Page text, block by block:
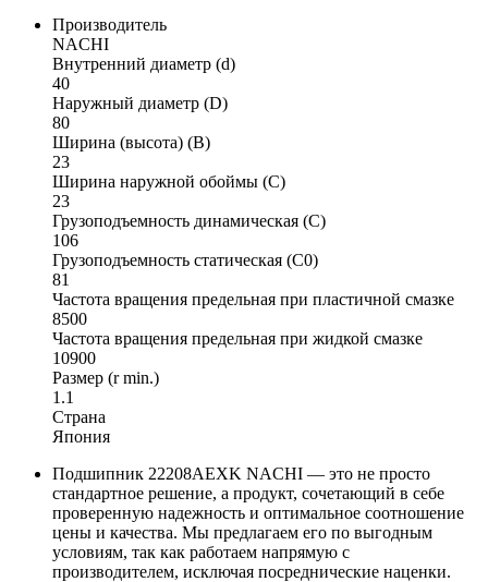
Производитель
NACHI
Внутренний диаметр (d)
40
Наружный диаметр (D)
80
Ширина (высота) (B)
23
Ширина наружной обоймы (C)
23
Грузоподъемность динамическая (C)
106
Грузоподъемность статическая (C0)
81
Частота вращения предельная при пластичной смазке
8500
Частота вращения предельная при жидкой смазке
10900
Размер (r min.)
1.1
Страна
Япония
Подшипник 22208AEXK NACHI — это не просто
стандартное решение, а продукт, сочетающий в себе
проверенную надежность и оптимальное соотношение
цены и качества. Мы предлагаем его по выгодным
условиям, так как работаем напрямую с
производителем, исключая посреднические наценки.